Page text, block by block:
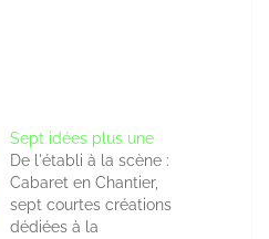
Sept idées plus une
De l'établi à la scène :
Cabaret en Chantier,
sept courtes créations
dédiées à la